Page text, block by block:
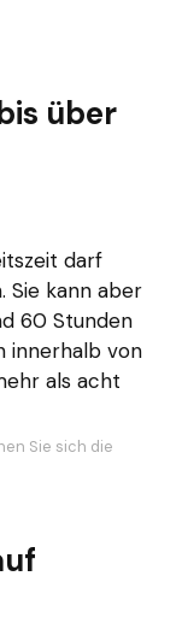
über
darf
Sie kann aber
60 Stunden
innerhalb von
als acht
Sie sich die